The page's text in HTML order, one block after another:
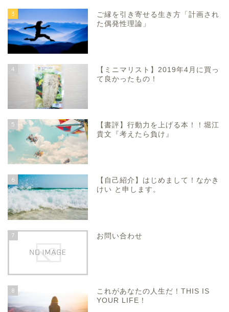
3
ご縁を引き寄せる生き方「計画され
た偶発性理論」
4
【ミニマリスト】2019年4月に買っ
て良かったもの！
5
【書評】行動力を上げる本！！堀江
貴文『考えたら負け』
6
【自己紹介】はじめまして！なかき
けい と申します。
7 お問い合わせ
8
これがあなたの人生だ！THIS IS
YOUR LIFE！